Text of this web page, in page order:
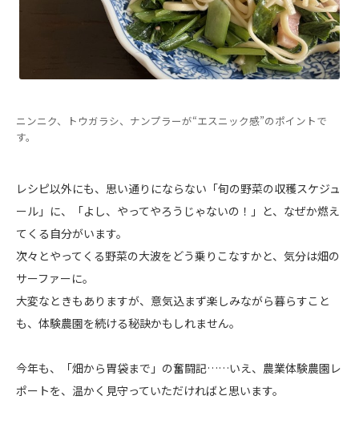
ニンニク、トウガラシ、ナンプラーが“エスニック感”のポイントで
す。
レシピ以外にも、思い通りにならない「旬の野菜の収穫スケジュ
ール」に、「よし、やってやろうじゃないの！」と、なぜか燃え
てくる自分がいます。
次々とやってくる野菜の大波をどう乗りこなすかと、気分は畑の
サーファーに。
大変なときもありますが、意気込まず楽しみながら暮らすこと
も、体験農園を続ける秘訣かもしれません。
今年も、「畑から胃袋まで」の奮闘記……いえ、農業体験農園レ
ポートを、温かく見守っていただければと思います。